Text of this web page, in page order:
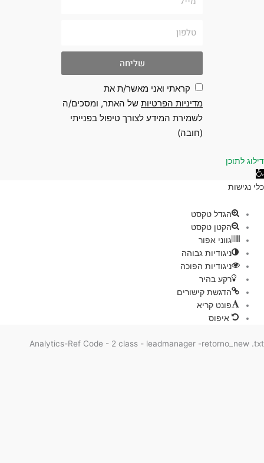
שליחה
קראתי ואני מאשר/ת את
מדיניות הפרטיותשל האתר, ומסכים/ה
לשמירת המידע לצורך טיפול בפנייתי
(חובה)
לתוכן
הגדל טקסט
הקטן טקסט
גווני אפור
ניגודיות גבוהה
ניגודיות הפוכה
רקע בהיר
הדגשת קישורים
פונט קריא
איפוס
Analytics-Ref Code - 2 class - leadmanager -